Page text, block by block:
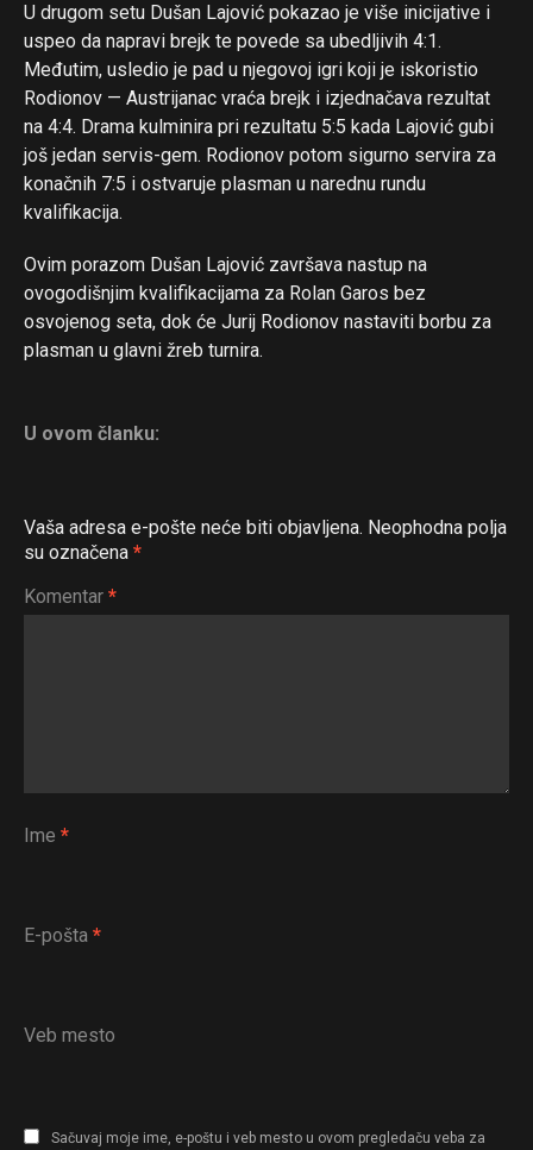
U drugom setu Dušan Lajović pokazao je više inicijative i
uspeo da napravi brejk te povede sa ubedljivih 4:1.
Međutim, usledio je pad u njegovoj igri koji je iskoristio
Rodionov — Austrijanac vraća brejk i izjednačava rezultat
na 4:4. Drama kulminira pri rezultatu 5:5 kada Lajović gubi
još jedan servis-gem. Rodionov potom sigurno servira za
konačnih 7:5 i ostvaruje plasman u narednu rundu
kvalifikacija.
Ovim porazom Dušan Lajović završava nastup na
ovogodišnjim kvalifikacijama za Rolan Garos bez
osvojenog seta, dok će Jurij Rodionov nastaviti borbu za
plasman u glavni žreb turnira.
U ovom članku:
Vaša adresa e-pošte neće biti objavljena. Neophodna polja
su označena *
Komentar *
Ime *
E-pošta *
Veb mesto
Sačuvaj moje ime, e-poštu i veb mesto u ovom pregledaču veba za